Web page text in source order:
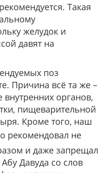
Такая
желудок и
давят на
поз
Причина всё та же –
внутренних органов,
пищеварительной
Кроме того, наш
рекомендовал не
и даже запрещал
Давуда со слов